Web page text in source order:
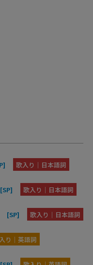
歌入り｜日本語詞
[SP] 歌入り｜日本語詞
[SP] 歌入り｜日本語詞
り｜英語詞